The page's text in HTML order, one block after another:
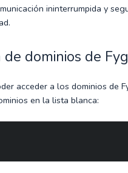
ininterrumpida y
de dominios de
acceder a los dominios de
en la lista blanca: